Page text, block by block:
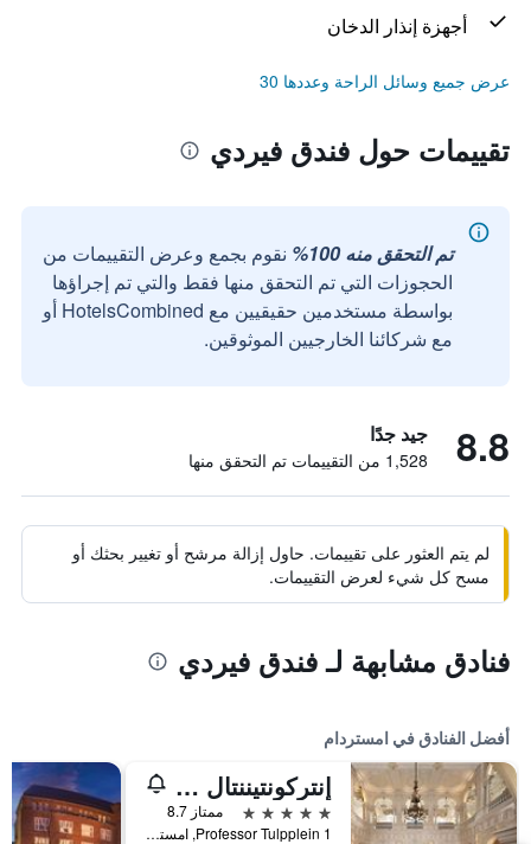
أجهزة إنذار الدخان
عرض جميع وسائل الراحة وعددها 30
تقييمات حول فندق فيردي
تم التحقق منه 100%
نقوم بجمع وعرض التقييمات من
الحجوزات التي تم التحقق منها فقط والتي تم إجراؤها
بواسطة مستخدمين حقيقيين مع HotelsCombined أو
مع شركائنا الخارجيين الموثوقين.
8.8 جيد جدًا
1,528 من التقييمات تم التحقق منها
لم يتم العثور على تقييمات. حاول إزالة مرشح أو تغيير بحثك أو
مسح كل شيء لعرض التقييمات.
فنادق مشابهة لـ فندق فيردي
أفضل الفنادق في امستردام
إنتركونتيننتال أمستل أمستردام
5 نجوم
ممتاز 8.7
Professor Tulpplein 1, امستردام, مقاطعة شمال هولندا, هولندا